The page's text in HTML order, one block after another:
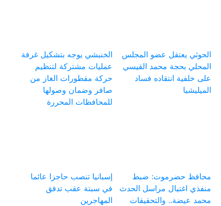
الحوثي يعتقل عضو المجلس
المحلي بحجة محمد القيسي
على خلفية انتقاده فساد
الميليشيا
الخنبشي يوجه بتشكيل غرفة
عمليات مشتركة لتنظيم
حركة مقطورات الغاز من
صافر وضمان وصولها
للمحافظات المحررة
محافظ حضرموت: ضبط
منفذي اغتيال مراسل الحدث
محمد عيضة.. والتحقيقات
إسبانيا تنصب حاجزا عائما
في سبتة عقب تدفق
المهاجرين